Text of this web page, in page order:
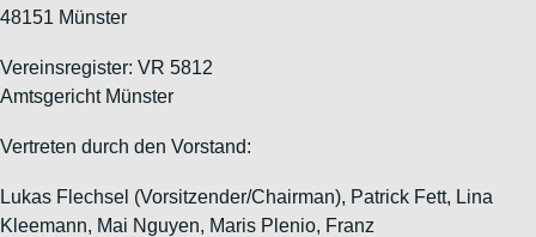
48151 Münster
Vereinsregister: VR 5812
Amtsgericht Münster
Vertreten durch den Vorstand:
Lukas Flechsel (Vorsitzender/Chairman), Patrick Fett, Lina
Kleemann, Mai Nguyen, Maris Plenio, Franz